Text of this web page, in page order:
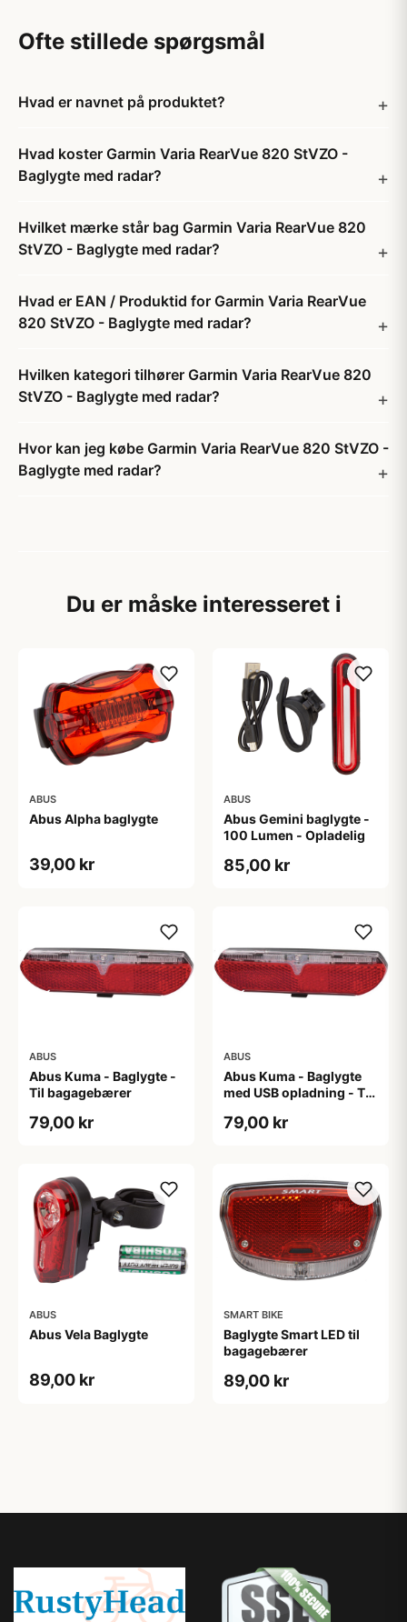
Ofte stillede spørgsmål
Hvad er navnet på produktet?
Hvad koster Garmin Varia RearVue 820 StVZO -
Baglygte med radar?
Hvilket mærke står bag Garmin Varia RearVue 820
StVZO - Baglygte med radar?
Hvad er EAN / Produktid for Garmin Varia RearVue
820 StVZO - Baglygte med radar?
Hvilken kategori tilhører Garmin Varia RearVue 820
StVZO - Baglygte med radar?
Hvor kan jeg købe Garmin Varia RearVue 820 StVZO -
Baglygte med radar?
Du er måske interesseret i
ABUS
Abus Alpha baglygte
39,00 kr
ABUS
Abus Gemini baglygte -
100 Lumen - Opladelig
85,00 kr
ABUS
Abus Kuma - Baglygte -
Til bagagebærer
79,00 kr
ABUS
Abus Kuma - Baglygte
med USB opladning - Til
79,00 kr
ABUS
Abus Vela Baglygte
89,00 kr
SMART BIKE
Baglygte Smart LED til
bagagebærer
89,00 kr